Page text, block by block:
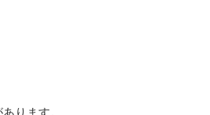
ります。